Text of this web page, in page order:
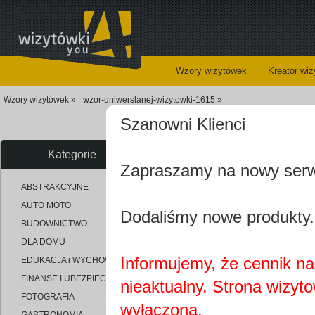
Wzory wizytówek Kreator
Wzory wizytówek » wzor-uniwerslanej-wizytowki-1615 »
Kategorie
ABSTRAKCYJNE
AUTO MOTO
BUDOWNICTWO
DLA DOMU
EDUKACJA i WYCHOWANIE
FINANSE I UBEZPIECZENIA
FOTOGRAFIA
ABC
Szanowni Klienci
Zapraszamy na nowy
Dodaliśmy nowe
Informujemy, że cennik
nieaktualny. Strona
wyłączona.